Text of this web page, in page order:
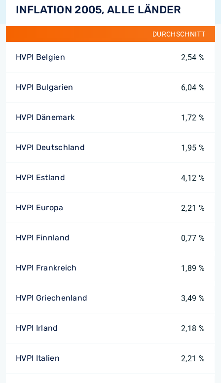
INFLATION 2005, ALLE LÄNDER
DURCHSCHNITT
HVPI Belgien 2,54 %
HVPI Bulgarien 6,04 %
HVPI Dänemark 1,72 %
HVPI Deutschland 1,95 %
HVPI Estland 4,12 %
HVPI Europa 2,21 %
HVPI Finnland 0,77 %
HVPI Frankreich 1,89 %
HVPI Griechenland 3,49 %
HVPI Irland 2,18 %
HVPI Italien 2,21 %